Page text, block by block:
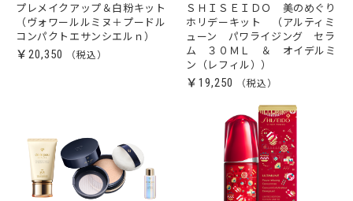
プレメイクアップ＆白粉キット
（ヴォワールルミヌ＋プードル
コンパクトエサンシエルｎ）
￥20,350
ＳＨＩＳＥＩＤＯ 美のめぐり
ホリデーキット （アルティミ
ューン パワライジング セラ
ム ３０ＭＬ ＆ オイデルミ
ン（レフィル））
￥19,250